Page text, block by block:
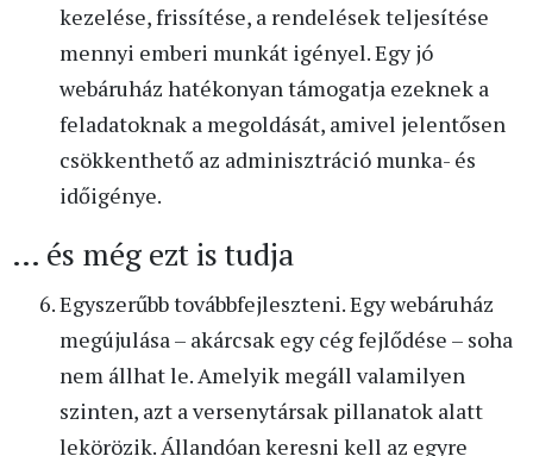
kezelése, frissítése, a rendelések teljesítése
mennyi emberi munkát igényel. Egy jó
webáruház hatékonyan támogatja ezeknek a
feladatoknak a megoldását, amivel jelentősen
csökkenthető az adminisztráció munka- és
időigénye.
… és még ezt is tudja
Egyszerűbb továbbfejleszteni. Egy webáruház
megújulása – akárcsak egy cég fejlődése – soha
nem állhat le. Amelyik megáll valamilyen
szinten, azt a versenytársak pillanatok alatt
lekörözik. Állandóan keresni kell az egyre